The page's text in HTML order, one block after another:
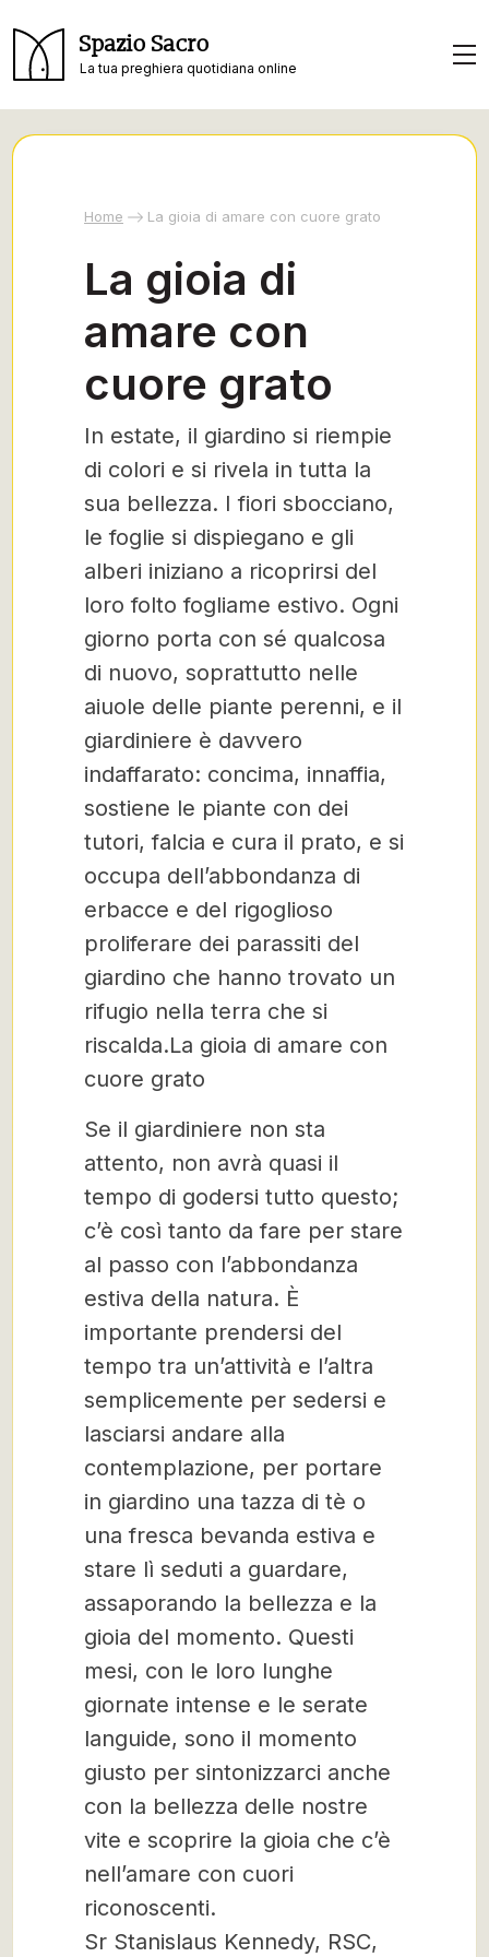
Spazio Sacro
La tua preghiera quotidiana online
Home La gioia di amare con cuore grato
La gioia di
amare con
cuore grato
In estate, il giardino si riempie
di colori e si rivela in tutta la
sua bellezza. I fiori sbocciano,
le foglie si dispiegano e gli
alberi iniziano a ricoprirsi del
loro folto fogliame estivo. Ogni
giorno porta con sé qualcosa
di nuovo, soprattutto nelle
aiuole delle piante perenni, e il
giardiniere è davvero
indaffarato: concima, innaffia,
sostiene le piante con dei
tutori, falcia e cura il prato, e si
occupa dell’abbondanza di
erbacce e del rigoglioso
proliferare dei parassiti del
giardino che hanno trovato un
rifugio nella terra che si
riscalda.La gioia di amare con
cuore grato
Se il giardiniere non sta
attento, non avrà quasi il
tempo di godersi tutto questo;
c’è così tanto da fare per stare
al passo con l’abbondanza
estiva della natura. È
importante prendersi del
tempo tra un’attività e l’altra
semplicemente per sedersi e
lasciarsi andare alla
contemplazione, per portare
in giardino una tazza di tè o
una fresca bevanda estiva e
stare lì seduti a guardare,
assaporando la bellezza e la
gioia del momento. Questi
mesi, con le loro lunghe
giornate intense e le serate
languide, sono il momento
giusto per sintonizzarci anche
con la bellezza delle nostre
vite e scoprire la gioia che c’è
nell’amare con cuori
riconoscenti.
Sr Stanislaus Kennedy, RSC,